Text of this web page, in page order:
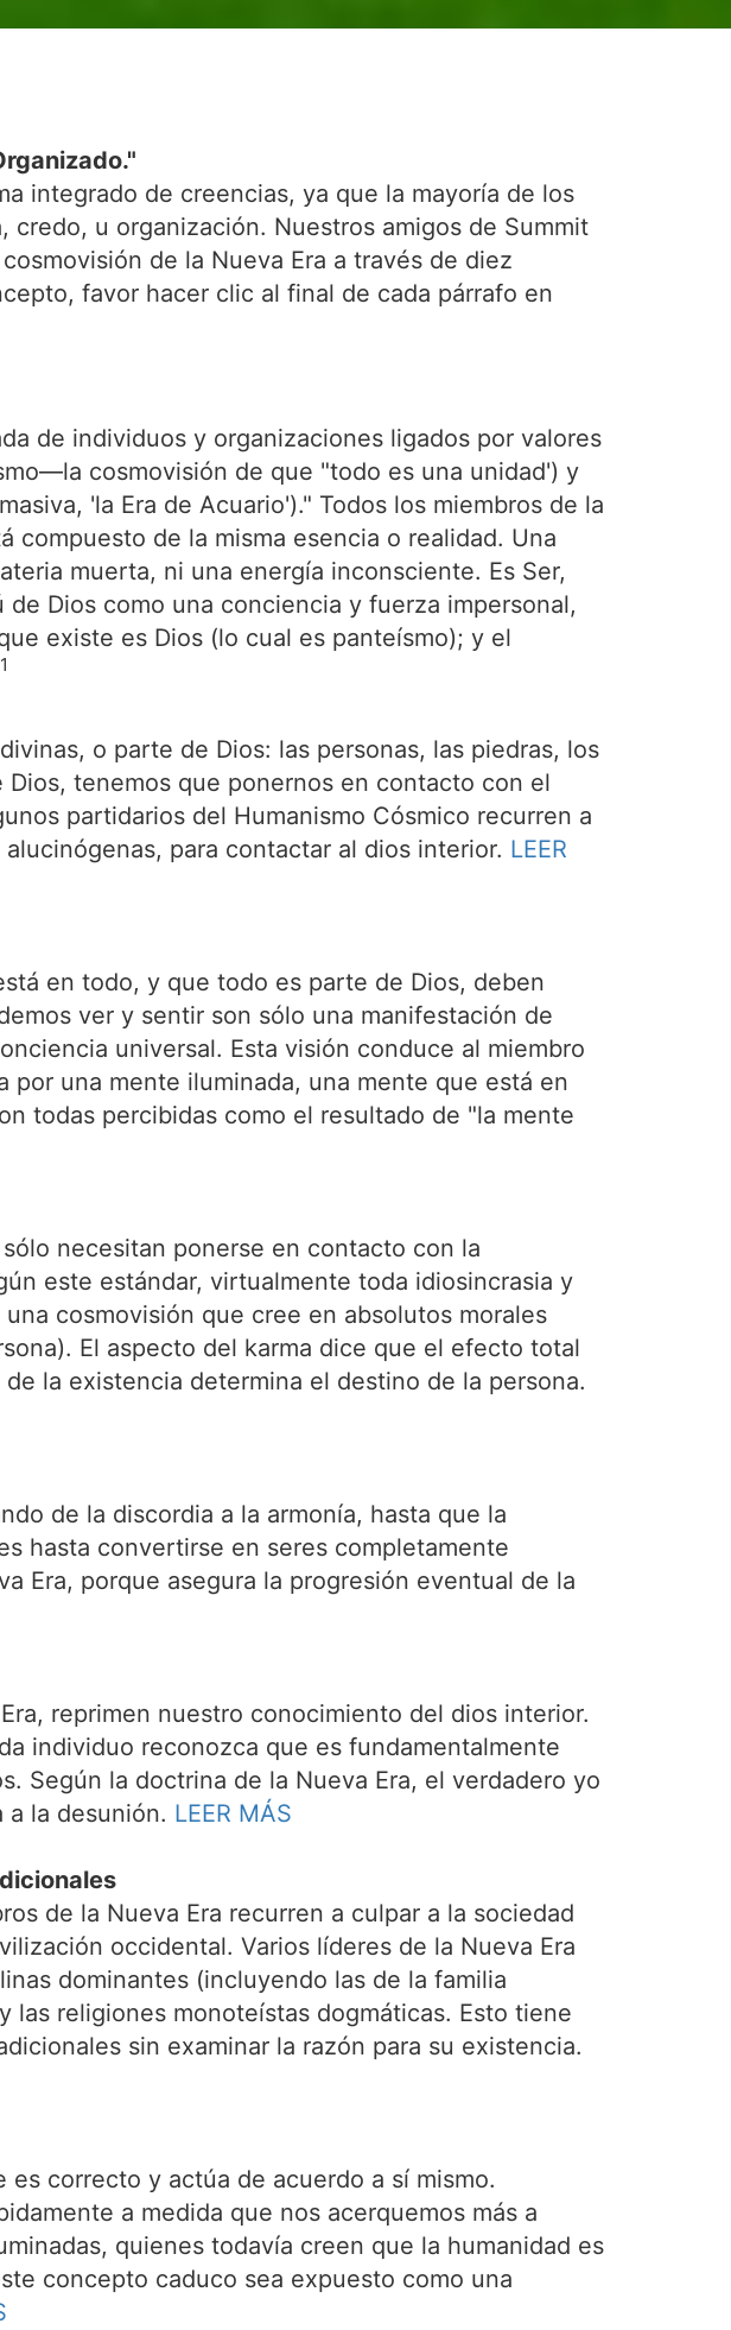
integrado de creencias, ya que la mayoría de los
u organización. Nuestros amigos de Summit
de la Nueva Era a través de diez
favor hacer clic al final de cada párrafo en
de individuos y organizaciones ligados por valores
cosmovisión de que "todo es una unidad') y
'la Era de Acuario')." Todos los miembros de la
de la misma esencia o realidad. Una
muerta, ni una energía inconsciente. Es Ser,
Dios como una conciencia y fuerza impersonal,
existe es Dios (lo cual es panteísmo); y el
1
o parte de Dios: las personas, las piedras, los
tenemos que ponernos en contacto con el
partidarios del Humanismo Cósmico recurren a
para contactar al dios interior. LEER
en todo, y que todo es parte de Dios, deben
ver y sentir son sólo una manifestación de
universal. Esta visión conduce al miembro
por una mente iluminada, una mente que está en
todas percibidas como el resultado de "la mente
necesitan ponerse en contacto con la
este estándar, virtualmente toda idiosincrasia y
cosmovisión que cree en absolutos morales
El aspecto del karma dice que el efecto total
la existencia determina el destino de la persona.
de la discordia a la armonía, hasta que la
hasta convertirse en seres completamente
Era, porque asegura la progresión eventual de la
reprimen nuestro conocimiento del dios interior.
individuo reconozca que es fundamentalmente
Según la doctrina de la Nueva Era, el verdadero yo
la desunión. LEER MÁS
de la Nueva Era recurren a culpar a la sociedad
occidental. Varios líderes de la Nueva Era
dominantes (incluyendo las de la familia
religiones monoteístas dogmáticas. Esto tiene
sin examinar la razón para su existencia.
correcto y actúa de acuerdo a sí mismo.
a medida que nos acerquemos más a
quienes todavía creen que la humanidad es
concepto caduco sea expuesto como una